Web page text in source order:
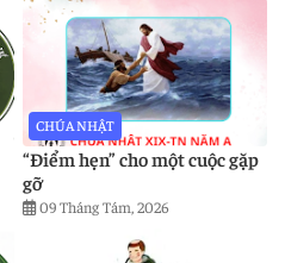
CHÚA NHẬT
“Điểm hẹn” cho một cuộc gặp
gỡ
09 Tháng Tám, 2026